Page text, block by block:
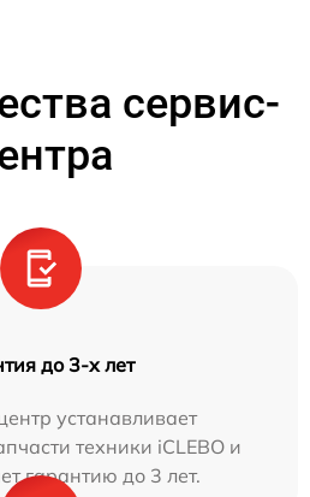
сервис-
до 3-х лет
устанавливает
техники iCLEBO и
гарантию до 3 лет.